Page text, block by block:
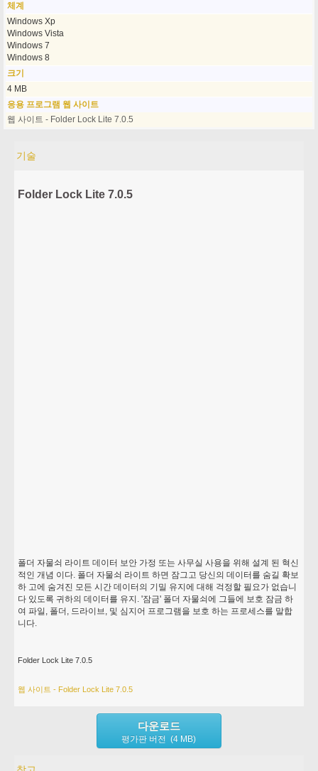
체계
Windows Xp
Windows Vista
Windows 7
Windows 8
크기
4 MB
응용 프로그램 웹 사이트
웹 사이트 - Folder Lock Lite 7.0.5
기술
Folder Lock Lite 7.0.5
폴더 자물쇠 라이트 데이터 보안 가정 또는 사무실 사용을 위해 설계 된 혁신
적인 개념 이다. 폴더 자물쇠 라이트 하면 잠그고 당신의 데이터를 숨길 확보
하 고에 숨겨진 모든 시간 데이터의 기밀 유지에 대해 걱정할 필요가 없습니
다 있도록 귀하의 데이터를 유지. '잠금' 폴더 자물쇠에 그들에 보호 잠금 하
여 파일, 폴더, 드라이브, 및 심지어 프로그램을 보호 하는 프로세스를 말합
니다.
Folder Lock Lite 7.0.5
웹 사이트 - Folder Lock Lite 7.0.5
다운로드
평가판 버전 (4 MB)